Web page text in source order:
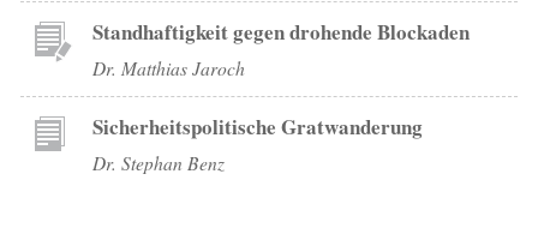
Standhaftigkeit gegen drohende Blockaden
Dr. Matthias Jaroch
Sicherheitspolitische Gratwanderung
Dr. Stephan Benz